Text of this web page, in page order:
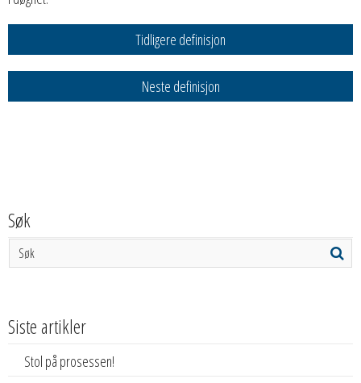
Tidligere definisjon
Neste definisjon
Søk
Siste artikler
Stol på prosessen!